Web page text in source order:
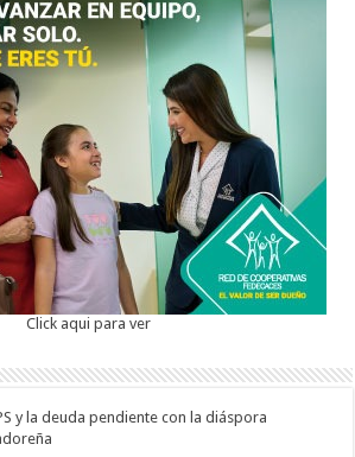
Click aqui para ver
y la deuda pendiente con la diáspora